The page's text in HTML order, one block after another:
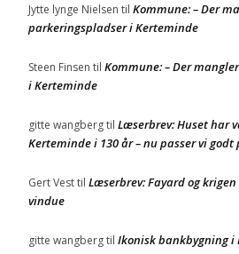
Jytte lynge Nielsen til Kommune: – Der
parkeringspladser i Kerteminde
Steen Finsen til Kommune: – Der
i Kerteminde
gitte wangbergtil Læserbrev: Huset har
Kerteminde i 130 år – nu passer vi godt
Gert Vesttil Læserbrev: Fayard og
vindue
gitte wangbergtil Ikonisk bankbygning i